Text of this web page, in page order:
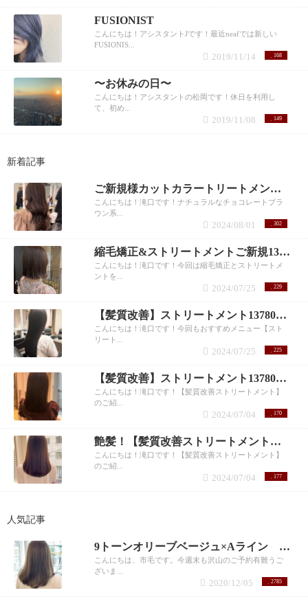
FUSIONIST
こんにちは！アシスタントJです！最近neafでは新しい
FUSIONIS...
168
2019/11/14
〜お休みの日〜
こんにちは！アシスタントの松岡です！休日を利用し
て、初め...
149
2019/11/08
新着記事
ご新規様カットカラートリートメント9990円！滝口
こんにちは！滝口です！ナチュラルなチョコレートブラ
ウン系...
302
2024/08/01
縮毛矯正&ストリートメントご新規13780円
こんにちは！滝口です！今回は縮毛矯正とストリートメ
ントを...
229
2024/07/25
【髪質改善】ストリートメント13780円！ 滝口
こんにちは！滝口です！今回もおすすめメニュー【スト
リート...
225
2024/07/25
【髪質改善】ストリートメント13780円！滝口
こんにちは！滝口です！【髪質改善ストリートメント】
のご紹...
170
2024/07/04
艶髪！【髪質改善ストリートメント】 滝口和城
こんにちは！滝口です！【髪質改善ストリートメント】
のご紹...
177
2024/07/04
人気記事
9トーンオリーブベージュ×Aライン 市毛裕也
こんにちは、市毛です。今週末も沢山のご予約有難うご
ざいま...
2785
2020/12/05